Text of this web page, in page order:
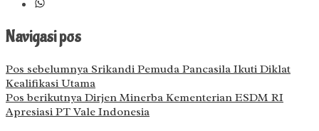
Navigasi pos
Pos sebelumnya Srikandi Pemuda Pancasila Ikuti Diklat
Kealifikasi Utama
Pos berikutnya Dirjen Minerba Kementerian ESDM RI
Apresiasi PT Vale Indonesia